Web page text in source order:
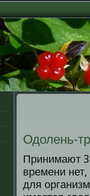
Одолень-
Принимают 3
времени
для